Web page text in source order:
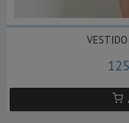
VESTIDO